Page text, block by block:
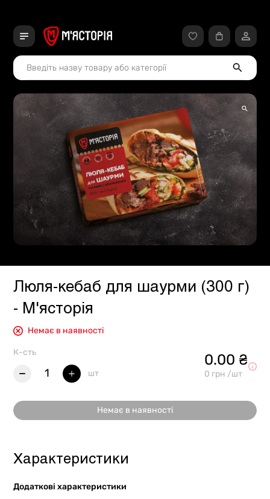
Люля-кебаб для шаурми (300 г)
- М'ясторія
Немає в наявності
К-сть
1 шт
0.00 ₴
0 грн /шт
Немає в наявності
Характеристики
Додаткові характеристики